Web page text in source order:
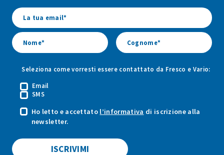
Seleziona come vorresti essere contattato da Fresco e Vario:
Email
SMS
Ho letto e accettato l’informativa di iscrizione alla
newsletter.